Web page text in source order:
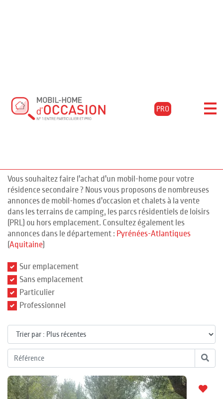
PRO
Mobil-homes d'occasion à LOUVIE
JUZON, Pyrénées-Atlantiques
Vous souhaitez faire l'achat d'un mobil-home pour votre
résidence secondaire ? Nous vous proposons de nombreuses
annonces de mobil-homes d'occasion et chalets à la vente
dans les terrains de camping, les parcs résidentiels de loisirs
(PRL) ou hors emplacement. Consultez également les
annonces dans le département : Pyrénées-Atlantiques
(Aquitaine)
Sur emplacement
Sans emplacement
Particulier
Professionnel